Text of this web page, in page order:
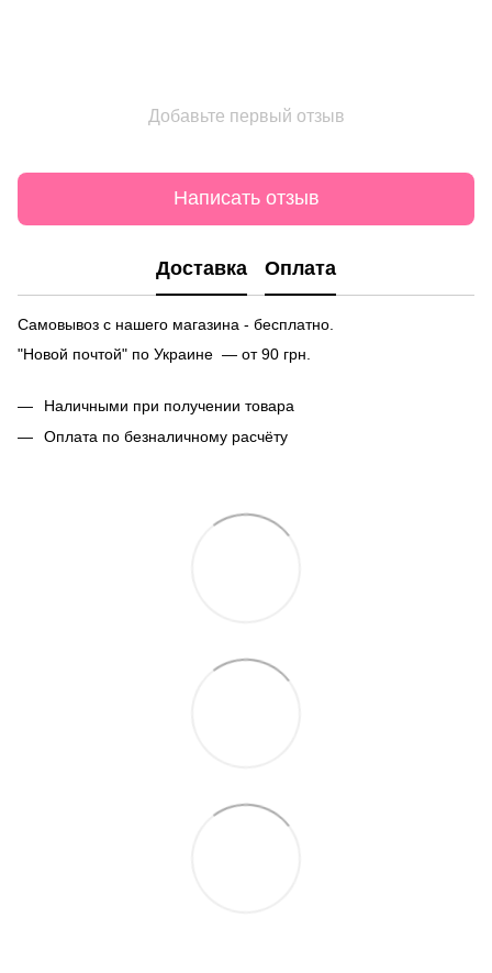
Добавьте первый отзыв
Написать отзыв
Доставка Оплата
Самовывоз с нашего магазина - бесплатно.
"Новой почтой" по Украине — от 90 грн.
Наличными при получении товара
Оплата по безналичному расчёту